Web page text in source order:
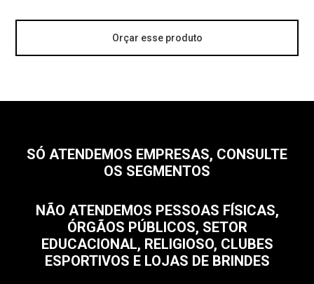
Orçar esse produto
SÓ ATENDEMOS EMPRESAS, CONSULTE
OS SEGMENTOS
NÃO ATENDEMOS PESSOAS FÍSICAS,
ÓRGÃOS PÚBLICOS, SETOR
EDUCACIONAL, RELIGIOSO, CLUBES
ESPORTIVOS E LOJAS DE BRINDES